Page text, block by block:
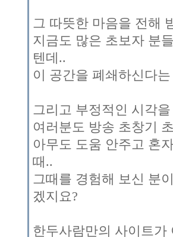
그 따뜻한 마음을 전해
지금도 많은 초보자 분
텐데..
이 공간을 폐쇄하신다
그리고 부정적인 시각
여러분도 방송 초창기
아무도 도움 안주고 혼
때..
그때를 경험해 보신 분
겠지요?
한두사람만의 사이트가